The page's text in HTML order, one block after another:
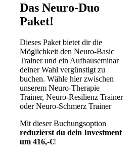
Das Neuro-Duo
Paket!
Dieses Paket bietet dir die
Möglichkeit den Neuro-Basic
Trainer und ein Aufbauseminar
deiner Wahl vergünstigt zu
buchen. Wähle hier zwischen
unserem Neuro-Therapie
Trainer, Neuro-Resilienz Trainer
oder Neuro-Schmerz Trainer
Mit dieser Buchungsoption
reduzierst du dein Investment
um 416,-€!